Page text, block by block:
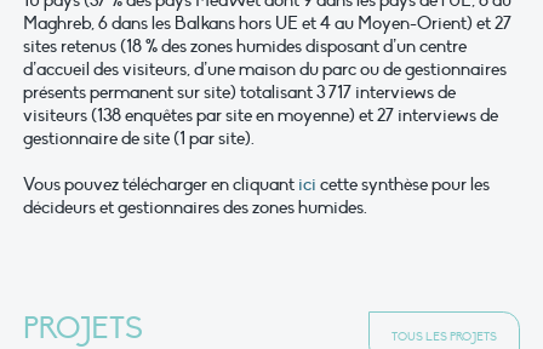
Maghreb, 6 dans les Balkans hors UE et 4 au Moyen-Orient) et 27
sites retenus (18 % des zones humides disposant d’un centre
d’accueil des visiteurs, d’une maison du parc ou de gestionnaires
présents permanent sur site) totalisant 3 717 interviews de
visiteurs (138 enquêtes par site en moyenne) et 27 interviews de
gestionnaire de site (1 par site).
Vous pouvez télécharger en cliquant ici cette synthèse pour les
décideurs et gestionnaires des zones humides.
PROJETS
TOUS LES PROJETS